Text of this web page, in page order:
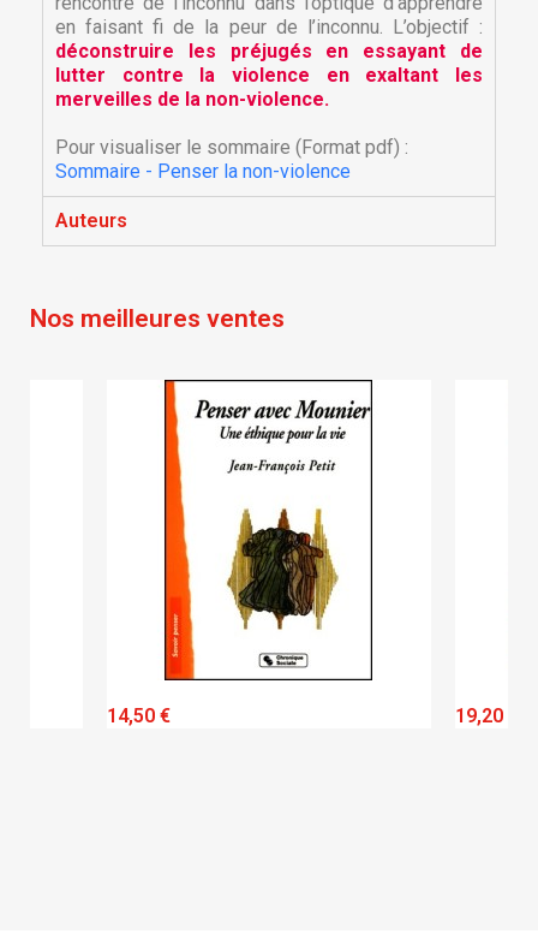
Ajouter à ma liste d'envies ×
add_circle_outline Créer une nouvelle liste
Nom de la liste d'envies
Créer une liste d'envies
Vous devez être connecté pour ajouter des produits
à votre liste d'envies.
en faisant fi de la peur de l’inconnu. L’objectif :
déconstruire les préjugés en essayant de
lutter contre la violence en exaltant les
merveilles de la non-violence.
Pour visualiser le sommaire (Format pdf) :
Sommaire - Penser la non-violence
Auteurs
Nos meilleures ventes
14,50 € 19,20 €